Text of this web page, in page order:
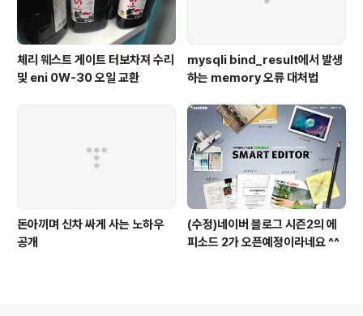
체리 웨스트 게이트 터보차져 수리
및 eni 0W-30 오일 교환
mysqli bind_result에서 발생
하는 memory 오류 대처법
돈아끼며 신차 싸게 사는 노하우
공개
(수정)네이버 블로그 시즌2의 에
피소드 2가 오픈예정이라네요 ^^